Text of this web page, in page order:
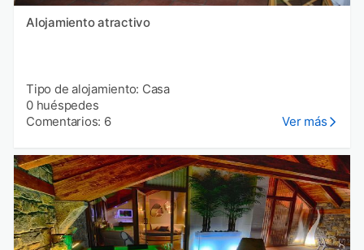
Alojamiento atractivo
Tipo de alojamiento: Casa
0 huéspedes
Comentarios: 6
Ver más